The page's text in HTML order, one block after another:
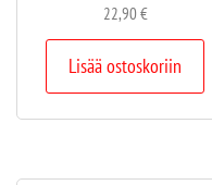
22,90€
Lisää ostoskoriin